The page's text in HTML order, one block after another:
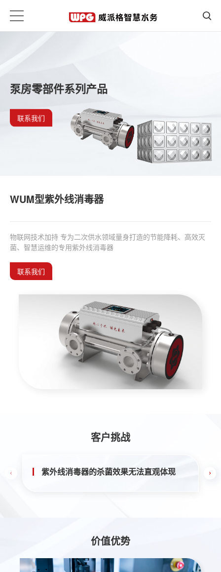
泵房零部件系列产品
联系我们
WUM型紫外线消毒器
物联网技术加持 专为二次供水领域量身打造的节能降耗、高效灭
菌、智慧运维的专用紫外线消毒器
联系我们
客户挑战
紫外线消毒器的杀菌效果无法直观体现
价值优势